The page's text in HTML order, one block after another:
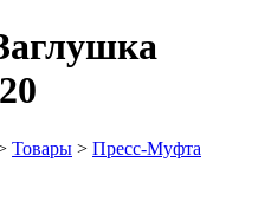
Товары > Пресс-Муфта